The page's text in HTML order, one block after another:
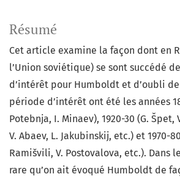
Résumé
Cet article examine la façon dont en
l’Union soviétique) se sont succédé
d’intérêt pour Humboldt et d’oubli de
période d’intérêt ont été les années
Potebnja, I. Minaev), 1920-30 (G. Špet,
V. Abaev, L. Jakubinskij, etc.) et 1970-
Ramišvili, V. Postovalova, etc.). Dans
rare qu’on ait évoqué Humboldt de